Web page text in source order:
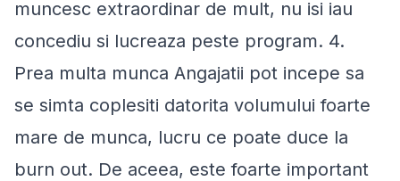
muncesc extraordinar de mult, nu isi iau
concediu si lucreaza peste program. 4.
Prea multa munca Angajatii pot incepe sa
se simta coplesiti datorita volumului foarte
mare de munca, lucru ce poate duce la
burn out. De aceea, este foarte important